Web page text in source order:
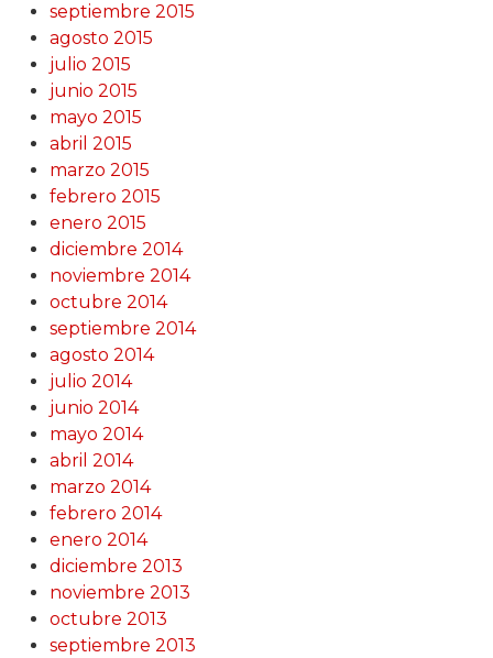
septiembre 2015
agosto 2015
julio 2015
junio 2015
mayo 2015
abril 2015
marzo 2015
febrero 2015
enero 2015
diciembre 2014
noviembre 2014
octubre 2014
septiembre 2014
agosto 2014
julio 2014
junio 2014
mayo 2014
abril 2014
marzo 2014
febrero 2014
enero 2014
diciembre 2013
noviembre 2013
octubre 2013
septiembre 2013